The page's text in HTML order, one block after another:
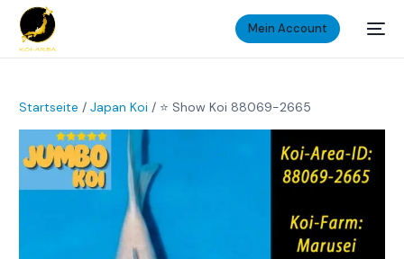
Mein Account
Startseite /Japan Koi / ⭐️ Show Koi 88069-2665